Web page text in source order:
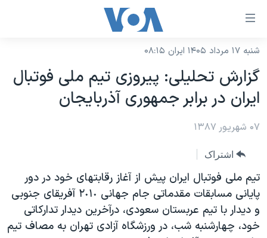
لینکهای
دسترسی
جهش
به
محتوای
اصلی
اصلی
جهش
به
جستجو
نسخه سبک وب‌سایت
موضوع ها
ایران
آمریکا
جهان
ورزشی
گزیده‌ها
برنامه های تلویزیونی
جدول برنامه ها
صفحه‌های ویژه
جام جهانی ۲۰۲۶
عملیات خشم حماسی
فرکانس‌های صدای آمریکا
پخش رادیویی
شنبه ۱۷ مرداد ۱۴۰۵ ایران ۰۸:۱۵
گزارش تحليلی: پيروزی تيم ملی فوتبال
ايران در برابر جمهوری آذربايجان
۰۷ شهریور ۱۳۸۷
اشتراک
تيم ملی فوتبال ايران پيش از آغاز رقابتهای خود در دور
پايانی مسابقات مقدماتی جام جهانی ٢٠١٠ آفريقای جنوبی
و ديدار با تيم عربستان سعودی، درآخرين ديدار تدارکاتی
خود، چهارشنبه شب، در ورزشگاه آزادی تهران به مصاف تيم